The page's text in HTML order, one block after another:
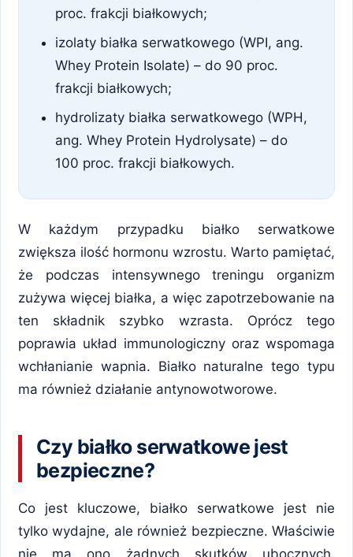
proc. frakcji białkowych;
izolaty białka serwatkowego (WPI, ang.
Whey Protein Isolate) – do 90 proc.
frakcji białkowych;
hydrolizaty białka serwatkowego (WPH,
ang. Whey Protein Hydrolysate) – do
100 proc. frakcji białkowych.
W każdym przypadku białko serwatkowe
zwiększa ilość hormonu wzrostu. Warto pamiętać,
że podczas intensywnego treningu organizm
zużywa więcej białka, a więc zapotrzebowanie na
ten składnik szybko wzrasta. Oprócz tego
poprawia układ immunologiczny oraz wspomaga
wchłanianie wapnia. Białko naturalne tego typu
ma również działanie antynowotworowe.
Czy białko serwatkowe jest
bezpieczne?
Co jest kluczowe, białko serwatkowe jest nie
tylko wydajne, ale również bezpieczne. Właściwie
nie ma ono żadnych skutków ubocznych,